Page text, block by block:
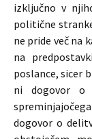
izključno v
politične
ne pride več na
na
poslance, sicer
ni dogovor o
dogovor o